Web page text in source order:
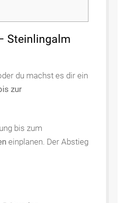
Steinlingalm
du machst es dir ein
zur
bis zum
einplanen. Der Abstieg